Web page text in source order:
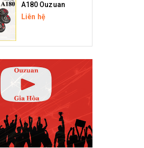
A180 Ouzuan
Liên hệ